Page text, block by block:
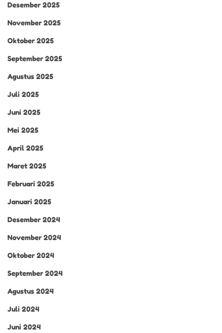
Desember 2025
November 2025
Oktober 2025
September 2025
Agustus 2025
Juli 2025
Juni 2025
Mei 2025
April 2025
Maret 2025
Februari 2025
Januari 2025
Desember 2024
November 2024
Oktober 2024
September 2024
Agustus 2024
Juli 2024
Juni 2024